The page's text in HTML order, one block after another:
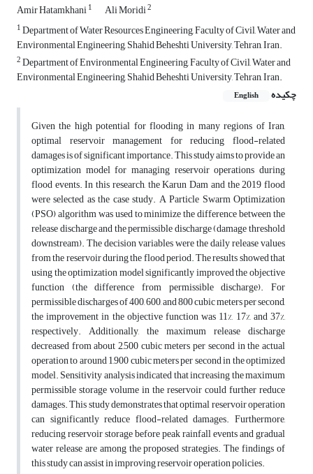
Amir Hatamkhani1 Ali Moridi2
1Department of Water Resources Engineering, Faculty of Civil, Water and
Environmental Engineering, Shahid Beheshti University, Tehran, Iran.
2Department of Environmental Engineering, Faculty of Civil, Water and
Environmental Engineering, Shahid Beheshti University, Tehran, Iran.
چکیده
English
Given the high potential for flooding in many regions of Iran,
optimal reservoir management for reducing flood-related
damages is of significant importance. This study aims to provide an
optimization model for managing reservoir operations during
flood events. In this research, the Karun Dam and the 2019 flood
were selected as the case study. A Particle Swarm Optimization
(PSO) algorithm was used to minimize the difference between the
release discharge and the permissible discharge (damage threshold
downstream). The decision variables were the daily release values
from the reservoir during the flood period. The results showed that
using the optimization model significantly improved the objective
function (the difference from permissible discharge). For
permissible discharges of 400, 600, and 800 cubic meters per second,
the improvement in the objective function was 11%, 17%, and 37%,
respectively. Additionally, the maximum release discharge
decreased from about 2,500 cubic meters per second in the actual
operation to around 1,900 cubic meters per second in the optimized
model. Sensitivity analysis indicated that increasing the maximum
permissible storage volume in the reservoir could further reduce
damages. This study demonstrates that optimal reservoir operation
can significantly reduce flood-related damages. Furthermore,
reducing reservoir storage before peak rainfall events and gradual
water release are among the proposed strategies. The findings of
this study can assist in improving reservoir operation policies.